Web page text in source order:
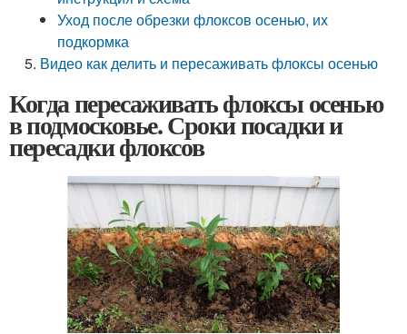
Уход после обрезки флоксов осенью, их
подкормка
Видео как делить и пересаживать флоксы осенью
Когда пересаживать флоксы осенью
в подмосковье. Сроки посадки и
пересадки флоксов